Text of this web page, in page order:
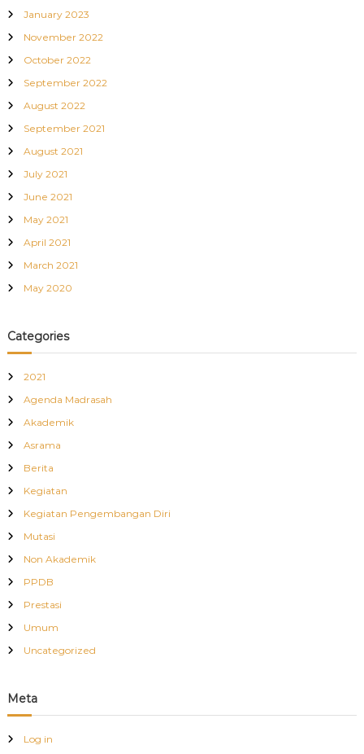
January 2023
November 2022
October 2022
September 2022
August 2022
September 2021
August 2021
July 2021
June 2021
May 2021
April 2021
March 2021
May 2020
Categories
2021
Agenda Madrasah
Akademik
Asrama
Berita
Kegiatan
Kegiatan Pengembangan Diri
Mutasi
Non Akademik
PPDB
Prestasi
Umum
Uncategorized
Meta
Log in